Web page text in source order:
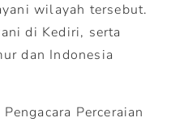
wilayah tersebut.
di Kediri, serta
dan Indonesia
Perceraian